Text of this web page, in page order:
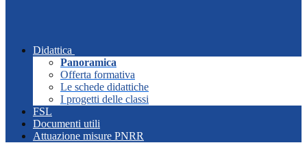
Didattica
Panoramica
Offerta formativa
Le schede didattiche
I progetti delle classi
FSL
Documenti utili
Attuazione misure PNRR